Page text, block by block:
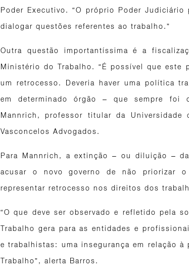
Poder Executivo. “O próprio Poder
dialogar questões referentes ao trabalho.”
Outra questão importantíssima é a
Ministério do Trabalho. “É possível que este
um retrocesso. Deveria haver uma política
em determinado órgão – que sempre foi
Mannrich, professor titular da
Vasconcelos Advogados.
Para Mannrich, a extinção – ou diluição –
acusar o novo governo de não priorizar
representar retrocesso nos direitos dos
“O que deve ser observado e refletido pela
Trabalho gera para as entidades e
e trabalhistas: uma insegurança em relação
Trabalho”, alerta Barros.